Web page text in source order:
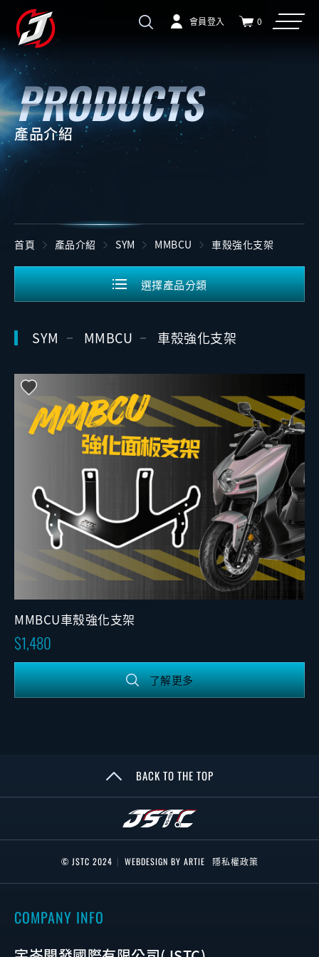
會員登入 0
產品介紹
首頁 產品介紹 SYM MMBCU 車殼強化支架
選擇產品分類
SYM MMBCU 車殼強化支架
MMBCU車殼強化支架
1,480
了解更多
BACK TO THE TOP
© JSTC 2024 | WEBDESIGN BY ARTIE 隱私權政策
COMPANY INFO